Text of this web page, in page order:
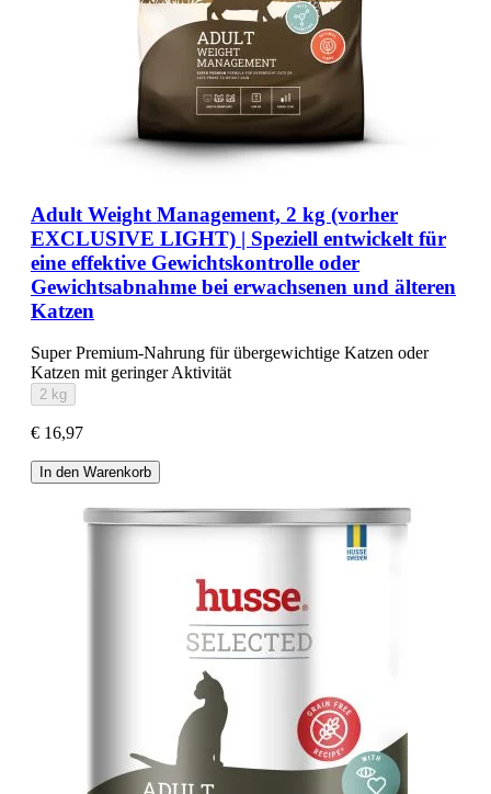
Adult Weight Management, 2 kg (vorher
EXCLUSIVE LIGHT) | Speziell entwickelt für
eine effektive Gewichtskontrolle oder
Gewichtsabnahme bei erwachsenen und älteren
Katzen
Super Premium-Nahrung für übergewichtige Katzen oder
Katzen mit geringer Aktivität
2 kg
€ 16,97
In den Warenkorb